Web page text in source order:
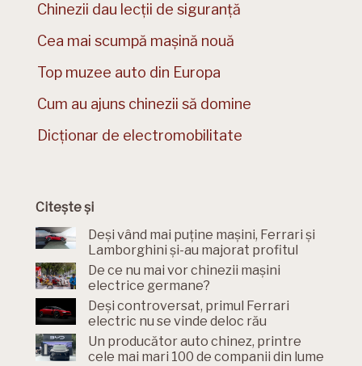
Chinezii dau lecții de siguranță
Cea mai scumpă mașină nouă
Top muzee auto din Europa
Cum au ajuns chinezii să domine
Dicționar de electromobilitate
Citește și
Deși vând mai puține mașini, Ferrari și
Lamborghini și-au majorat profitul
De ce nu mai vor chinezii mașini
electrice germane?
Deși controversat, primul Ferrari
electric nu se vinde deloc rău
Un producător auto chinez, printre
cele mai mari 100 de companii din lume